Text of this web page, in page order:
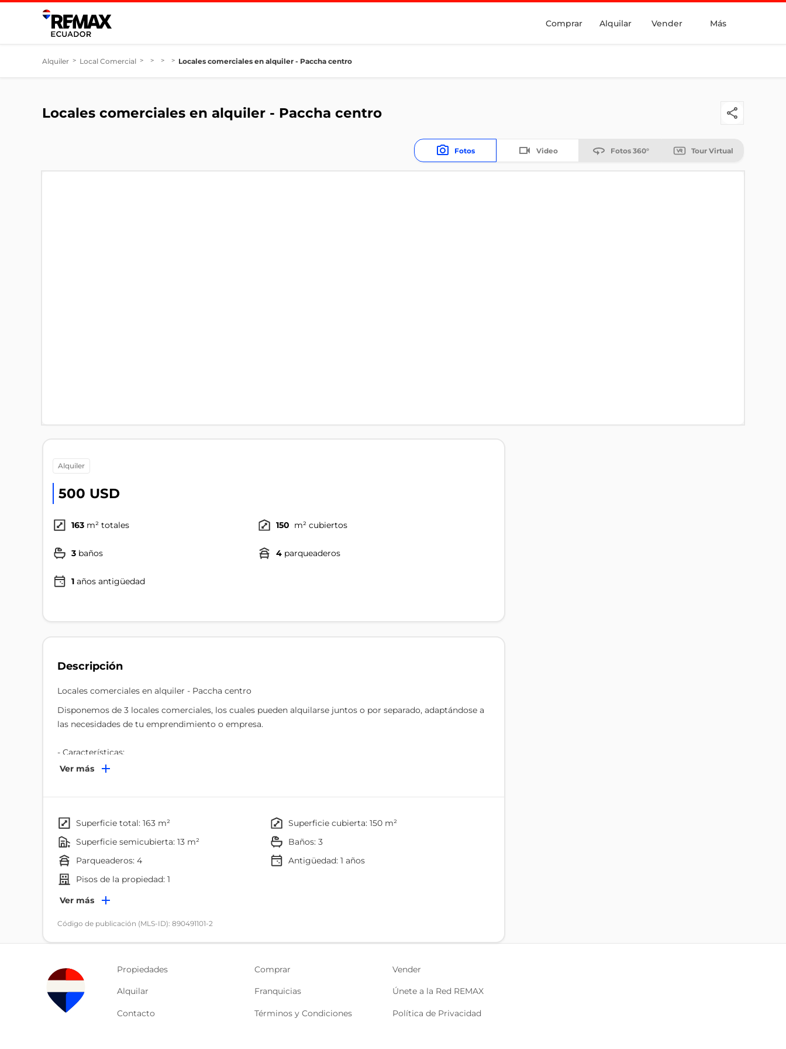
Comprar Alquilar Vender Más
Alquiler > Local Comercial > > > > Locales comerciales en alquiler - Paccha centro
Locales comerciales en alquiler - Paccha centro
Fotos Video Fotos 360° Tour Virtual
alquiler
500 USD
163 m² totales 150 m² cubiertos
3 baños 4 parqueaderos
1 años antigüedad
Descripción
Locales comerciales en alquiler - Paccha centro
Disponemos de 3 locales comerciales, los cuales pueden alquilarse juntos o por separado, adaptándose a
las necesidades de tu emprendimiento o empresa.
- Características:
- Excelente ubicación en el centro de Paccha.
- Espacios versátiles y de fácil acceso.
cualquier tipo de negocio.
Contáctame para conocer más detalles o agendar una visita.
Ver más
superficie total: 163 m²
superficie cubierta: 150 m²
superficie semicubierta: 13 m²
baños: 3
parqueaderos: 4
Antigüedad:1 años
pisos de la propiedad: 1
Ambientes
Baño
Características
Bodegas
Servicios
Ver más
Código de publicación (MLS-ID): 890491101-2
Propiedades Comprar Vender
Alquilar Franquicias Únete a la Red REMAX
Contacto Términos y Condiciones Política de Privacidad